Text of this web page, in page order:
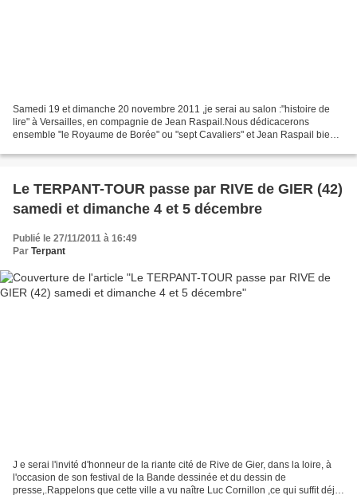
Samedi 19 et dimanche 20 novembre 2011 ,je serai au salon :"histoire de
lire" à Versailles, en compagnie de Jean Raspail.Nous dédicacerons
ensemble "le Royaume de Borée" ou "sept Cavaliers" et Jean Raspail bien
Le TERPANT-TOUR passe par RIVE de GIER (42)
samedi et dimanche 4 et 5 décembre
Publié le 27/11/2011 à 16:49
Par Terpant
J e serai l'invité d'honneur de la riante cité de Rive de Gier, dans la loire, à
l'occasion de son festival de la Bande dessinée et du dessin de
presse,.Rappelons que cette ville a vu naître Luc Cornillon ,ce qui suffit déjà